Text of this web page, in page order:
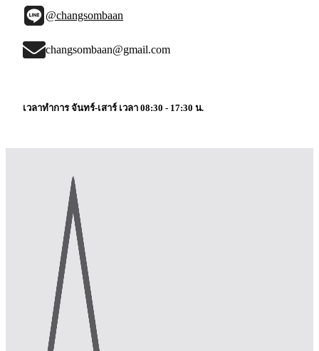
@changsombaan
changsombaan@gmail.com
เวลาทำการ จันทร์-เสาร์ เวลา 08:30 - 17:30 น.